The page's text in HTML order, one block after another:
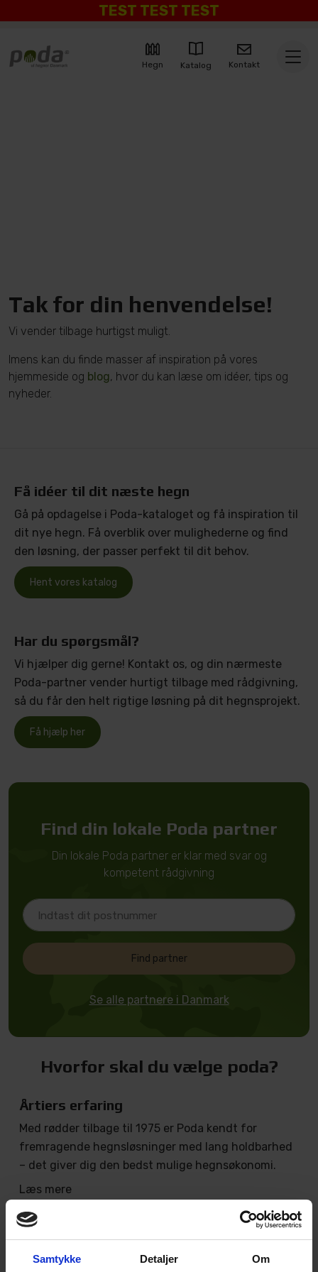
Samtykke Detaljer Om
TEST TEST TEST
Hegn Katalog Kontakt
Tak for din henvendelse!
Vi vender tilbage hurtigst muligt.
Imens kan du finde masser af inspiration på vores
hjemmeside og blog, hvor du kan læse om idéer, tips og
nyheder.
Få idéer til dit næste hegn
Gå på opdagelse i Poda-kataloget og få inspiration til
dit nye hegn. Få overblik over mulighederne og find
den løsning, der passer perfekt til dit behov.
Hent vores katalog
Har du spørgsmål?
Vi hjælper dig gerne! Kontakt os, og din nærmeste
Poda-partner vender hurtigt tilbage med rådgivning,
så du får den helt rigtige løsning på dit hegnsprojekt.
Få hjælp her
Find din lokale Poda partner
Din lokale Poda partner er klar med svar og
kompetent rådgivning
Find partner
Se alle partnere i Danmark
Hvorfor skal du vælge poda?
Årtiers erfaring
Med rødder tilbage til 1975 er Poda kendt for
fremragende hegnsløsninger med lang holdbarhed
– det giver dig den bedst mulige hegnsøkonomi.
Læs mere
Totalentreprise
Poda som din hegnspartner er du sikret en effektiv,